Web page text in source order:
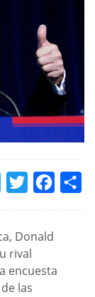
TELEGRAMTWITTER
Donald
rival
encuesta
las